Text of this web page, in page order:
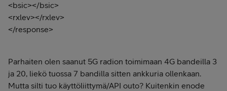
<bsic></bsic>
<rxlev></rxlev>
</response>
Parhaiten olen saanut 5G radion toimimaan 4G bandeilla 3
ja 20, liekö tuossa 7 bandilla sitten ankkuria ollenkaan.
Mutta silti tuo käyttöliittymä/API outo? Kuitenkin enode